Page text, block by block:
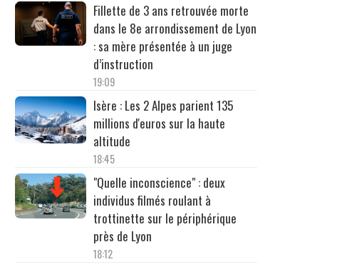
Fillette de 3 ans retrouvée morte
dans le 8e arrondissement de Lyon
: sa mère présentée à un juge
d’instruction
19:09
Isère : Les 2 Alpes parient 135
millions d'euros sur la haute
altitude
18:45
"Quelle inconscience" : deux
individus filmés roulant à
trottinette sur le périphérique
près de Lyon
18:12